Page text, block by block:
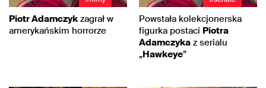
Piotr Adamczyk zagrał w
amerykańskim horrorze
Powstała kolekcjonerska
figurka postaci Piotra
Adamczyka z serialu
„Hawkeye”